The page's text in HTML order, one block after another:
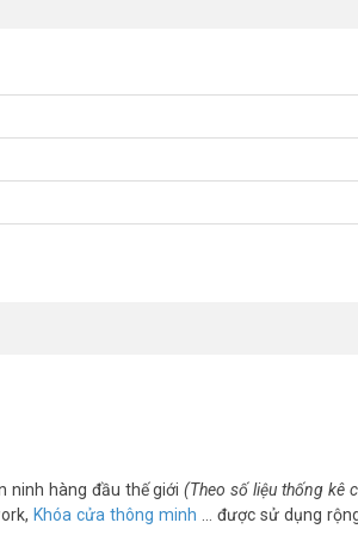
nhân viên trở thành vấn đề nan giải. Và kèm
giải pháp chấm công xưởng sản xuất.
DHI-ASA4214F cho kho
ninh hàng đầu thế giới(Theo số liệu thống kê
Khóa cửa thông minh … được sử dụng